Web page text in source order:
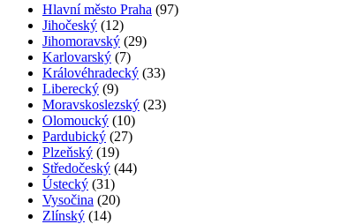
Hlavní město Praha (97)
Jihočeský (12)
Jihomoravský (29)
Karlovarský (7)
Královéhradecký (33)
Liberecký (9)
Moravskoslezský (23)
Olomoucký (10)
Pardubický (27)
Plzeňský (19)
Středočeský (44)
Ústecký (31)
Vysočina (20)
Zlínský (14)